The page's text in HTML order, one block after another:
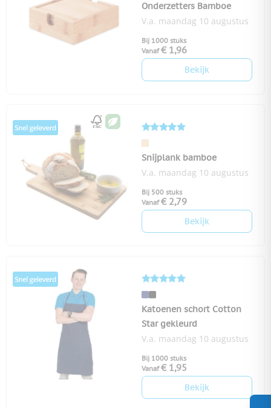
Onderzetters Bamboe
V.a. maandag 10 augustus
Bij 1000 stuks
Vanaf € 1,96
Bekijk
Snijplank bamboe
V.a. maandag 10 augustus
Bij 500 stuks
Vanaf € 2,79
Bekijk
Katoenen schort Cotton
Star gekleurd
V.a. maandag 10 augustus
Bij 1000 stuks
Vanaf € 1,95
Bekijk